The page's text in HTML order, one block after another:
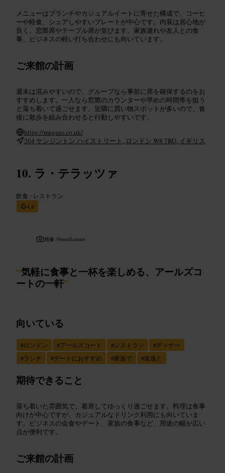
メニューはブランチやカジュアルイートに寄せた構成で、コーヒ
ーや軽食、シェアしやすいプレートが中心です。内装は居心地が
良く、窓際席やテーブル席が並びます。家族連れや友人との食
事、ビジネスの軽い打ち合わせにも向いています。
ご来館の計画
週末は混みやすいので、グループなら事前に席を確保するのをお
すすめします。一人なら窓際のカウンターや早めの時間帯を狙う
と落ち着いて過ごせます。近隣に買い物スポットが多いので、食
後に散歩を組み合わせると行動しやすいです。
https://megans.co.uk/
204 ケンジントン ハイストリート, ロンドン W8 7RG, イギリス
ラ・テラッツァ
飲食 • レストラン
4.8
画像 /VenueScanner
“気軽に食事と一杯を楽しめる、アールズコ
ートの一軒”
向いている
#ロンドン #アールズコート #レストラン #ディナー
#ランチ #デートにおすすめ #家族で #友達と
期待できること
落ち着いた雰囲気で、着席してゆっくり過ごせます。料理は食事
向けが中心ですが、カジュアルなドリンク利用にも向いていま
す。ビジネスの会食やデート、家族の食事など、用途の幅が広い
点が便利です。
ご来館の計画